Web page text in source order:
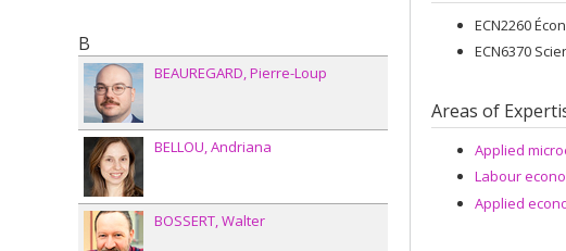
ECN2260
ECN6370
Areas of
Applied
Labour
Applied
B
BEAUREGARD Pierre-Loup
BELLOU Andriana
BOSSERT Walter